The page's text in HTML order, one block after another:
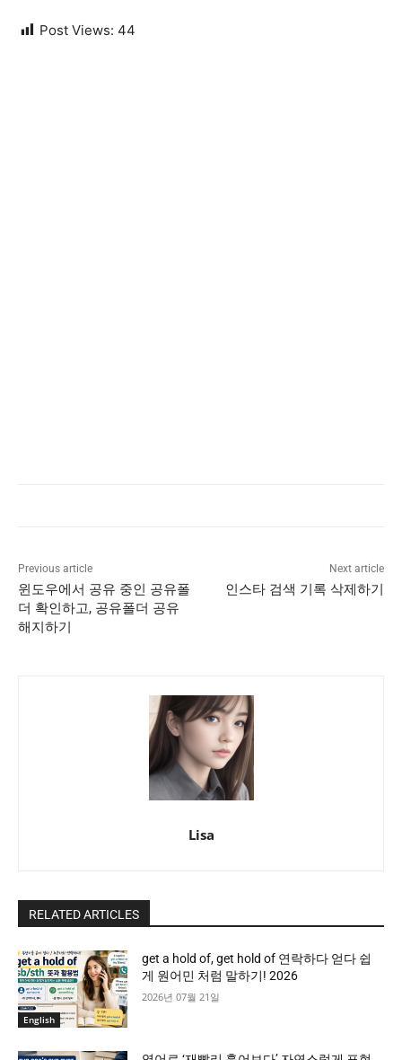
Post Views: 44
Previous article
윈도우에서 공유 중인 공유폴
더 확인하고, 공유폴더 공유
해지하기
Next article
인스타 검색 기록 삭제하기
Lisa
RELATED ARTICLES
English
get a hold of, get hold of 연락하다 얻다 쉽
게 원어민 처럼 말하기! 2026
2026년 07월 21일